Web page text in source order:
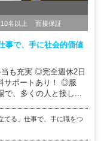
名以上 面接保証
事で、手に社会的価値
も充実 ◎完全週休2日
サポートあり！ ◎服
で、多くの人と接し...
てる」仕事で、手に職をつ